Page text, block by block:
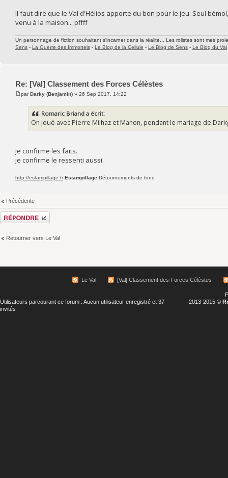
Il faut dire que le Val d'Hélios apporte du bon pour le jeu. Seul
venu à la maison... pffff
Un personnage de fiction souhaitant s'incarner dans la réalité... Les rolistes sont mes
Sens - La Guerre des Immortels - Le Blog de la Cellule - Le Blog de Sens - Le Blog du Val
Re: [Val] Classement des Forces Célèstes
parDarky (Benjamin) » 26 Sep 2017, 14:22
Romaric Briand a écrit:
On joué avec Pierre Milhaz et Manon, pendant le mariage de
Je confirme les faits.
je confirme le ressenti aussi.
http://estampillage.fr Estampillage Détournements de fond
Précédente
Répondre
Retourner vers Le Val
Le Val [Val] Classement des Forces Célèstes
Utilisateurs parcourant ce forum : Aucun utilisateur enregistré et 37
invités
2013-2015 ©